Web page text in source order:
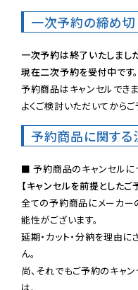
一次予約の締め切
一次予約は終了いたしました
現在二次予約を受付中です。
予約商品はキャンセルでき
よくご検討いただいてからご
予約商品に関す
【キャンセルを前提とした
全ての予約商品にメーカー
能性がございます。
延期・カット・分納を理由
ん。
尚、それでもご予約のキャ